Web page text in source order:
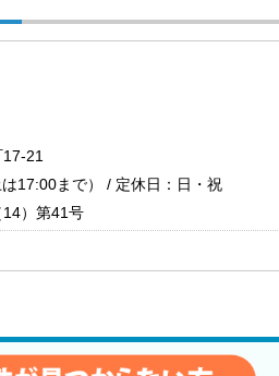
21
17:00まで） / 定休日：日・祝
）第41号